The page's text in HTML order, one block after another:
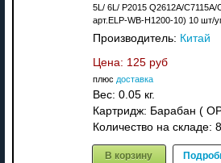
5L/ 6L/ P2015 Q2612A/C7115A/
арт.ELP-WB-H1200-10) 10 шт/
Производитель: Китай
Цена: 125 руб
плюс доставка
Вес: 0.05 кг.
Картридж: Барабан (
Количество на складе:
В корзину